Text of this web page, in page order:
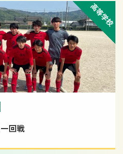
高等学校
回戦